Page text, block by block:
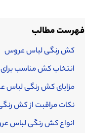
فهرست مطالب
کش رنگی لباس عروس
انتخاب کش مناسب
مزایای کش رنگی لباس
نکات مراقبت از کش
انواع کش رنگی لباس